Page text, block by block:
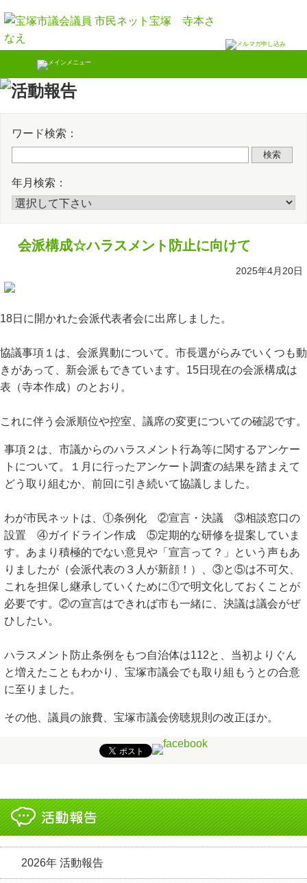
to
content
ワード検索：
検索
年月検索：
会派構成☆ハラスメント防止に向けて
2025年4月20日
18日に開かれた会派代表者会に出席しました。
協議事項１は、会派異動について。市長選がらみでいくつも動
きがあって、新会派もできています。15日現在の会派構成は
表（寺本作成）のとおり。
これに伴う会派順位や控室、議席の変更についての確認です。
事項２は、市議からのハラスメント行為等に関するアンケー
トについて。１月に行ったアンケート調査の結果を踏まえて
どう取り組むか、前回に引き続いて協議しました。
わが市民ネットは、①条例化 ②宣言・決議 ③相談窓口の
設置 ④ガイドライン作成 ⑤定期的な研修を提案していま
す。あまり積極的でない意見や「宣言って？」という声もあ
りましたが（会派代表の３人が新顔！）、③と⑤は不可欠、
これを担保し継承していくために①で明文化しておくことが
必要です。②の宣言はできれば市も一緒に、決議は議会がぜ
ひしたい。
ハラスメント防止条例をもつ自治体は112と、当初よりぐん
と増えたこともわかり、宝塚市議会でも取り組もうとの合意
に至りました。
その他、議員の旅費、宝塚市議会傍聴規則の改正ほか。
2026年 活動報告